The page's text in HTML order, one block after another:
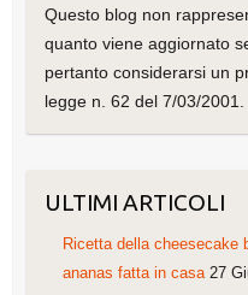
Questo blog non
quanto viene aggiornato
pertanto considerarsi un
legge n. 62 del 7/03/2001.
ULTIMI ARTICOLI
Ricetta della cheesecake
ananas fatta in casa 27